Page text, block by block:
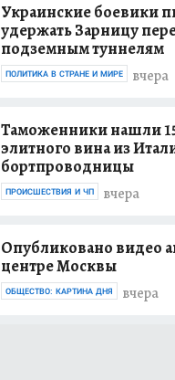
Украинские боевики
удержать Зарницу
подземным туннелям
вчера
ПОЛИТИКА В СТРАНЕ И МИРЕ
Таможенники нашли
элитного вина из
бортпроводницы
вчера
ПРОИСШЕСТВИЯ И ЧП
Опубликовано видео
центре Москвы
вчера
ОБЩЕСТВО: КАРТИНА ДНЯ